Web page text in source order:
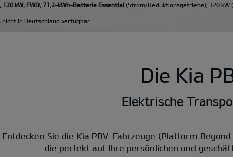
kW, FWD, 71,2-kWh-Batterie Essential (Strom/Reduktionsgetriebe); 120 kW
in Deutschland verfügbar.
Die Kia
Elektrische
Entdecken Sie die Kia PBV-Fahrzeuge (Platform
die perfekt auf Ihre persönlichen und